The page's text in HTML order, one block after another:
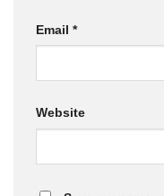
Email *
Website